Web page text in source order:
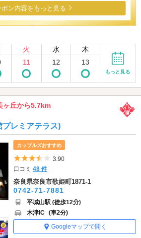
ポン内容をもっと見る
火 水 木
11 12 13
もっと見る
ヶ丘から5.7km
レミアテラス)
カップルズおすすめ
5つ星のうち3.5
3.90
口コミ48 件
奈良県奈良市歌姫町1871-1
0742-71-7881
平城山駅 (徒歩12分)
木津IC (車2分)
Googleマップで開く